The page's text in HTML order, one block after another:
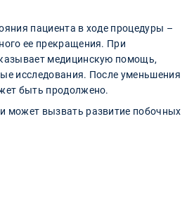
пациента в ходе процедуры –
ее прекращения. При
медицинскую помощь,
исследования. После уменьшения
быть продолжено.
может вызвать развитие побочных